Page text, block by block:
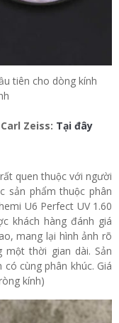
tiên cho dòng kính
Zeiss: Tại đây
quen thuộc với người
sản phẩm thuộc phân
U6 Perfect UV 1.60
khách hàng đánh giá
mang lại hình ảnh rõ
thời gian dài. Sản
cùng phân khúc. Giá
kính)